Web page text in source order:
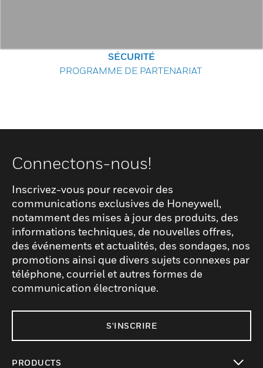
SÉCURITÉ
PROGRAMME DE PARTENARIAT
Connectons-nous!
Inscrivez-vous pour recevoir des
communications exclusives de Honeywell,
notamment des mises à jour des produits, des
informations techniques, de nouvelles offres,
des événements et actualités, des sondages, nos
promotions ainsi que divers sujets connexes par
téléphone, courriel et autres formes de
communication électronique.
S'INSCRIRE
PRODUCTS